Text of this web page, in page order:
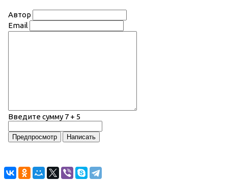
Автор
Email
Введите сумму 7 + 5